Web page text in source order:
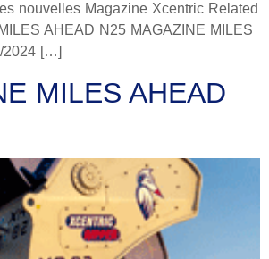
nouvelles Magazine Xcentric Related
AHEAD N25 MAGAZINE MILES
2024 […]
MILES AHEAD